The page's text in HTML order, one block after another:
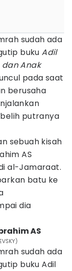
sudah ada
bukuAdil
Anak
pada saat
berusaha
putranya
sebuah kisah
AS
al-Jamaraat.
batu ke
dia
AS
sudah ada
buku Adil